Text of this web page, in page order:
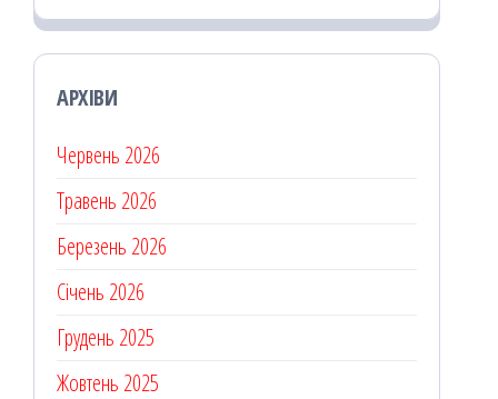
АРХІВИ
Червень 2026
Травень 2026
Березень 2026
Січень 2026
Грудень 2025
Жовтень 2025